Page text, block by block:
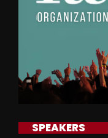
SPEAKERS